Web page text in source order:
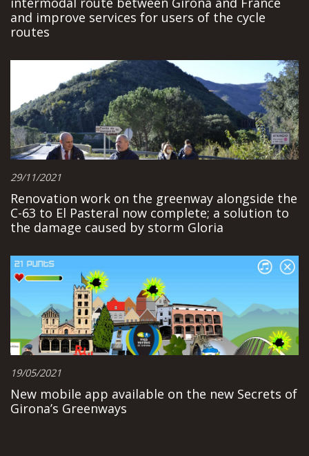
and improve services for users of the cycle
routes
29/11/2021
Renovation work on the greenway alongside the
C-63 to El Pasteral now complete; a solution to
the damage caused by storm Gloria
19/05/2021
New mobile app available on the new Secrets of
Girona’s Greenways